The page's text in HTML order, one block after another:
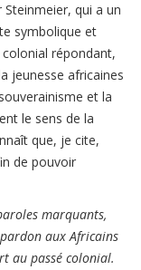
qui a un
symbolique et
répondant,
jeunesse africaines
et la
le sens de la
que, je cite,
de pouvoir
marquants,
aux Africains
au passé colonial.